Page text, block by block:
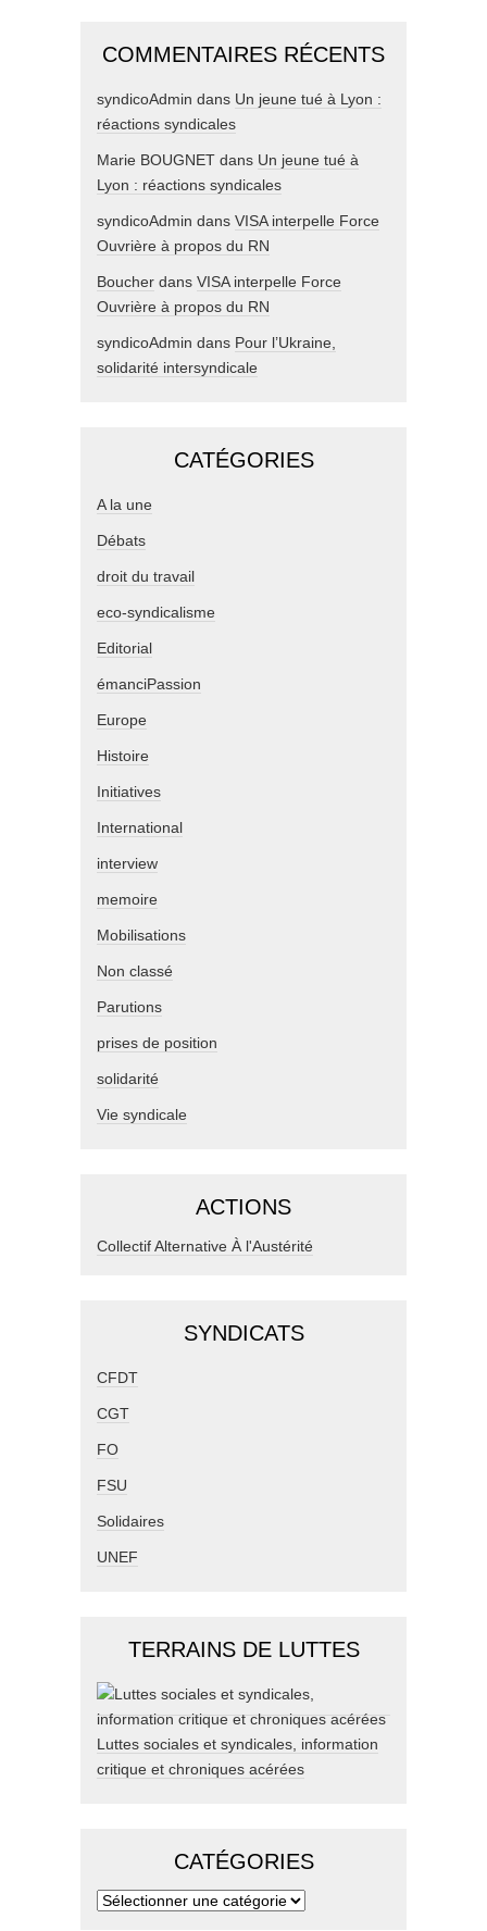
COMMENTAIRES RÉCENTS
syndicoAdmin dans Un jeune tué à Lyon :
réactions syndicales
Marie BOUGNET dans Un jeune tué à
Lyon : réactions syndicales
syndicoAdmin dans VISA interpelle Force
Ouvrière à propos du RN
Boucher dans VISA interpelle Force
Ouvrière à propos du RN
syndicoAdmin dans Pour l’Ukraine,
solidarité intersyndicale
CATÉGORIES
A la une
Débats
droit du travail
eco-syndicalisme
Editorial
émanciPassion
Europe
Histoire
Initiatives
International
interview
memoire
Mobilisations
Non classé
Parutions
prises de position
solidarité
Vie syndicale
ACTIONS
Collectif Alternative À l'Austérité
SYNDICATS
CFDT
CGT
FO
FSU
Solidaires
UNEF
TERRAINS DE LUTTES
Luttes sociales et syndicales, information
critique et chroniques acérées
CATÉGORIES